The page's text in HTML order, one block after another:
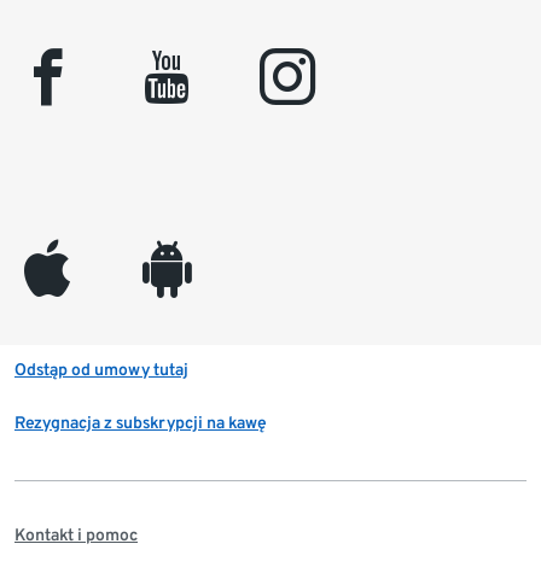
facebook youtube instagram
appleinc android
Odstąp od umowy tutaj
Rezygnacja z subskrypcji na kawę
Kontakt i pomoc